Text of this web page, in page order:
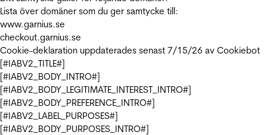
Lista över domäner som du ger samtycke till:
www.garnius.se
checkout.garnius.se
Cookie-deklaration uppdaterades senast 7/15/26 av Cookiebot
[#IABV2_TITLE#]
[#IABV2_BODY_INTRO#]
[#IABV2_BODY_LEGITIMATE_INTEREST_INTRO#]
[#IABV2_BODY_PREFERENCE_INTRO#]
[#IABV2_LABEL_PURPOSES#]
[#IABV2_BODY_PURPOSES_INTRO#]